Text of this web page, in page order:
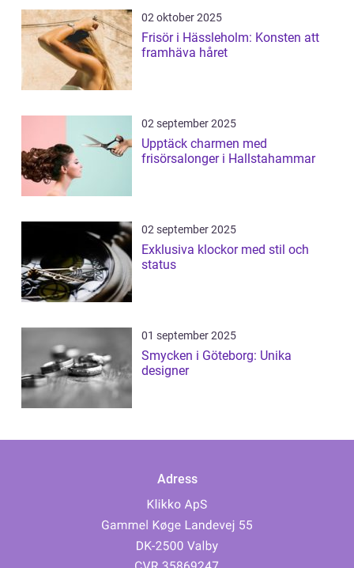
02 oktober 2025
Frisör i Hässleholm: Konsten att
framhäva håret
02 september 2025
Upptäck charmen med
frisörsalonger i Hallstahammar
02 september 2025
Exklusiva klockor med stil och
status
01 september 2025
Smycken i Göteborg: Unika
designer
Adress